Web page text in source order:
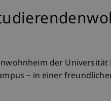
der
– in einer